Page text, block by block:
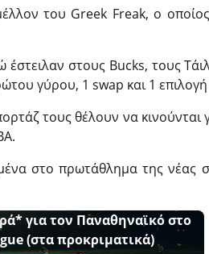
του Greek Freak, ο
στους Bucks, τους
γύρου, 1 swap και 1
τους θέλουν να κινούνται
στο πρωτάθλημα της νέας
για τoν Παναθηναϊκό στο
(στα προκριματικά)